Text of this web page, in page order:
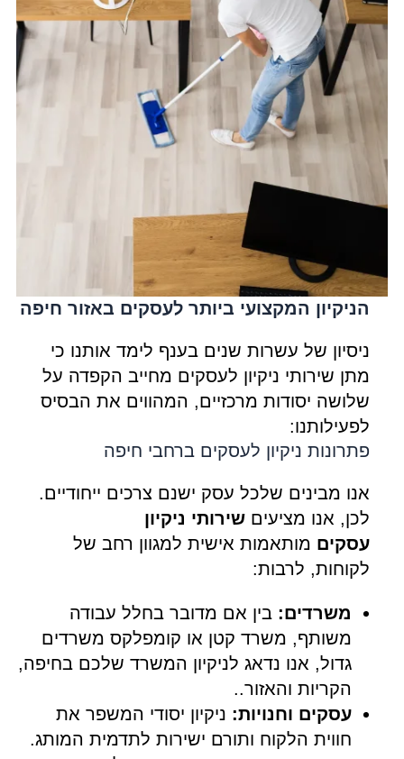
הניקיון המקצועי ביותר לעסקים באזור חיפה
ניסיון של עשרות שנים בענף לימד אותנו כי
מתן שירותי ניקיון לעסקים מחייב הקפדה על
שלושה יסודות מרכזיים, המהווים את הבסיס
לפעילותנו:
פתרונות ניקיון לעסקים ברחבי חיפה
אנו מבינים שלכל עסק ישנם צרכים ייחודיים.
לכן, אנו מציעים שירותי ניקיון
עסקים מותאמות אישית למגוון רחב של
לקוחות, לרבות:
משרדים: בין אם מדובר בחלל עבודה
משותף, משרד קטן או קומפלקס משרדים
גדול, אנו נדאג לניקיון המשרד שלכם בחיפה,
הקריות והאזור..
עסקים וחנויות: ניקיון יסודי המשפר את
חווית הלקוח ותורם ישירות לתדמית המותג.